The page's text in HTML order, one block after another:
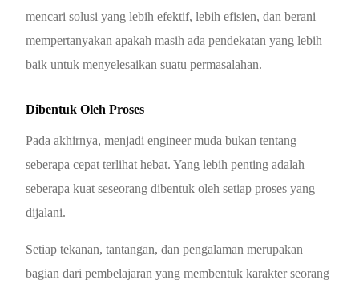
mencari solusi yang lebih efektif, lebih efisien, dan berani
mempertanyakan apakah masih ada pendekatan yang lebih
baik untuk menyelesaikan suatu permasalahan.
Dibentuk Oleh Proses
Pada akhirnya, menjadi engineer muda bukan tentang
seberapa cepat terlihat hebat. Yang lebih penting adalah
seberapa kuat seseorang dibentuk oleh setiap proses yang
dijalani.
Setiap tekanan, tantangan, dan pengalaman merupakan
bagian dari pembelajaran yang membentuk karakter seorang